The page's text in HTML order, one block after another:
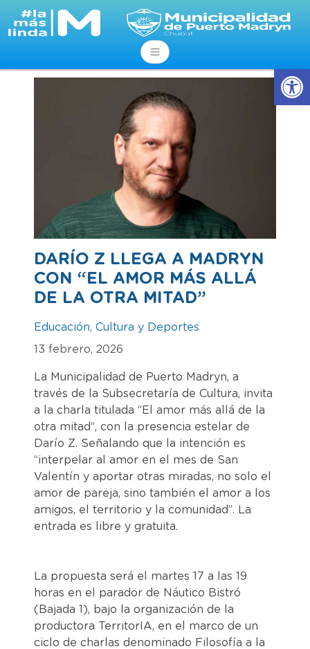
Abrir
DARÍO Z LLEGA A MADRYN
CON “EL AMOR MÁS ALLÁ
DE LA OTRA MITAD”
Educación, Cultura y Deportes
13 febrero, 2026
La Municipalidad de Puerto Madryn, a
través de la Subsecretaría de Cultura, invita
a la charla titulada “El amor más allá de la
otra mitad”, con la presencia estelar de
Darío Z. Señalando que la intención es
“interpelar al amor en el mes de San
Valentín y aportar otras miradas, no solo el
amor de pareja, sino también el amor a los
amigos, el territorio y la comunidad”. La
entrada es libre y gratuita.
La propuesta será el martes 17 a las 19
horas en el parador de Náutico Bistró
(Bajada 1), bajo la organización de la
productora TerritorIA, en el marco de un
ciclo de charlas denominado Filosofía a la